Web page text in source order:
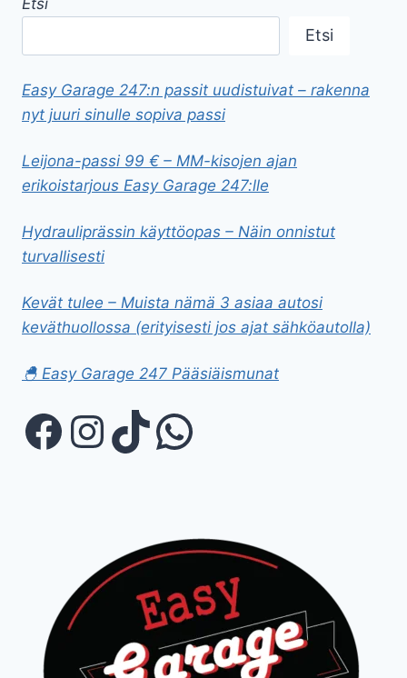
Etsi
Easy Garage 247:n passit uudistuivat – rakenna
nyt juuri sinulle sopiva passi
Leijona-passi 99 € – MM-kisojen ajan
erikoistarjous Easy Garage 247:lle
Hydrauliprässin käyttöopas – Näin onnistut
turvallisesti
Kevät tulee – Muista nämä 3 asiaa autosi
keväthuollossa (erityisesti jos ajat sähköautolla)
🐣 Easy Garage 247 Pääsiäismunat
Facebook
Instagram
TikTok
WhatsApp